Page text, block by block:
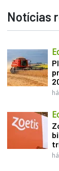
Notícias